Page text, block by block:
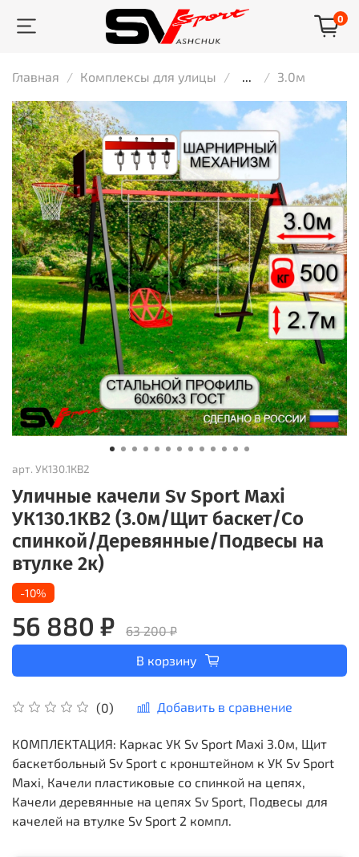
0
Главная Комплексы для улицы ... 3.0м
арт. УК130.1КВ2
Уличные качели Sv Sport Maxi
УК130.1КВ2 (3.0м/Щит баскет/Со
спинкой/Деревянные/Подвесы на
втулке 2к)
(0) Добавить в сравнение
-10%
56 880 ₽
63 200 ₽
В корзину
КОМПЛЕКТАЦИЯ: Каркас УК Sv Sport Maxi 3.0м, Щит
баскетбольный Sv Sport c кронштейном к УК Sv Sport
Maхi, Качели пластиковые со спинкой на цепях,
Качели деревянные на цепях Sv Sport, Подвесы для
качелей на втулке Sv Sport 2 компл.